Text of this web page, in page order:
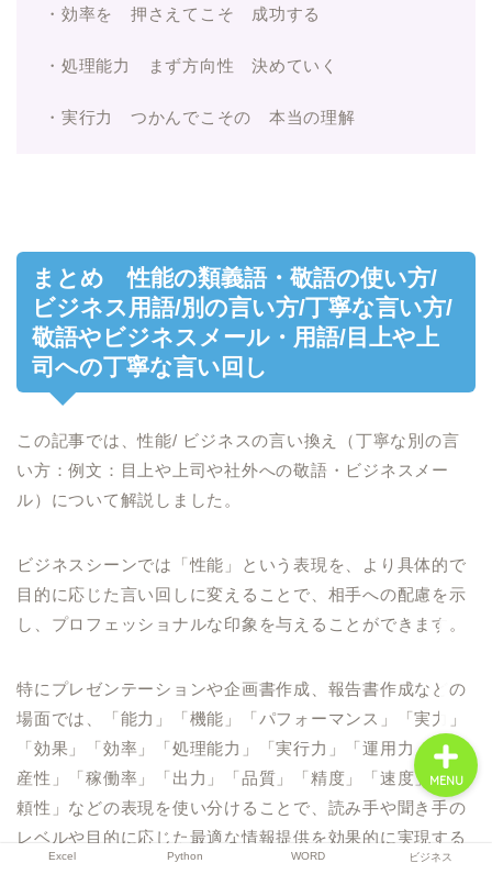
・効率を 押さえてこそ 成功する
・処理能力 まず方向性 決めていく
・実行力 つかんでこその 本当の理解
まとめ 性能の類義語・敬語の使い方/
ビジネス用語/別の言い方/丁寧な言い方/
敬語やビジネスメール・用語/目上や上
司への丁寧な言い回し
この記事では、性能/ ビジネスの言い換え（丁寧な別の言
い方：例文：目上や上司や社外への敬語・ビジネスメー
ル）について解説しました。
ビジネスシーンでは「性能」という表現を、より具体的で
目的に応じた言い回しに変えることで、相手への配慮を示
し、プロフェッショナルな印象を与えることができます。
特にプレゼンテーションや企画書作成、報告書作成などの
場面では、「能力」「機能」「パフォーマンス」「実力」
「効果」「効率」「処理能力」「実行力」「運用力」「生
産性」「稼働率」「出力」「品質」「精度」「速度」「信
頼性」などの表現を使い分けることで、読み手や聞き手の
レベルや目的に応じた最適な情報提供を効果的に実現する
Excel Python WORD ビジネス
MENU
Excel
WORD